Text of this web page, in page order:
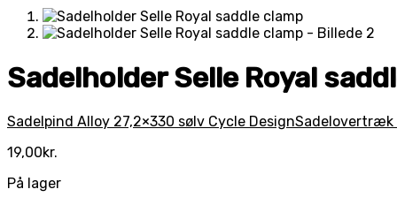
Sadelholder Selle Royal
Sadelpind Alloy 27,2×330 sølv Cycle DesignSadelovertræk
19,00kr.
På lager